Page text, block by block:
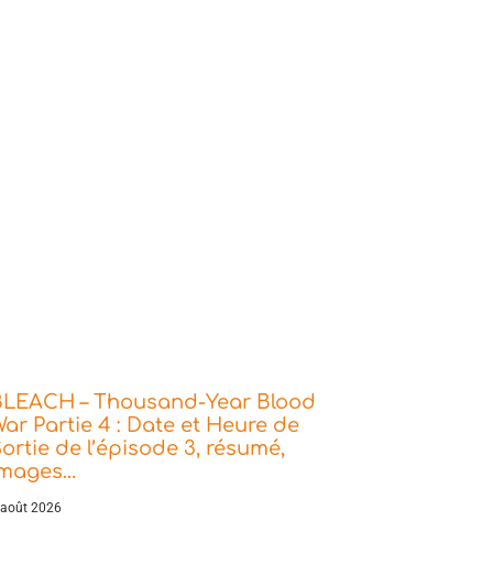
– Thousand-Year Blood
Partie 4 : Date et Heure de
de l’épisode 3, résumé,
2026